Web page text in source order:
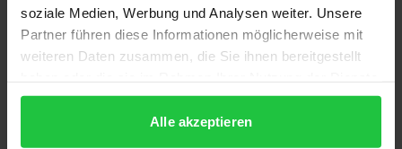
soziale Medien, Werbung und Analysen weiter. Unsere
Partner führen diese Informationen möglicherweise mit
weiteren Daten zusammen, die Sie ihnen bereitgestellt
gesammelt haben.
Alle akzeptieren
Choosing the appropriate conflict resolution
procedure is paramount to proper and effective
choice of the most suitable procedure is provided by
§ 278a of the ZPO (Germany’s Code of Civil